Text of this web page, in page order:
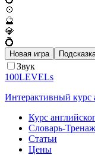
💠
🔮
💎
💍
Новая игра
Звук
100LEVELs
Интерактивный курс
Курс
Словарь-
Статьи
Цены